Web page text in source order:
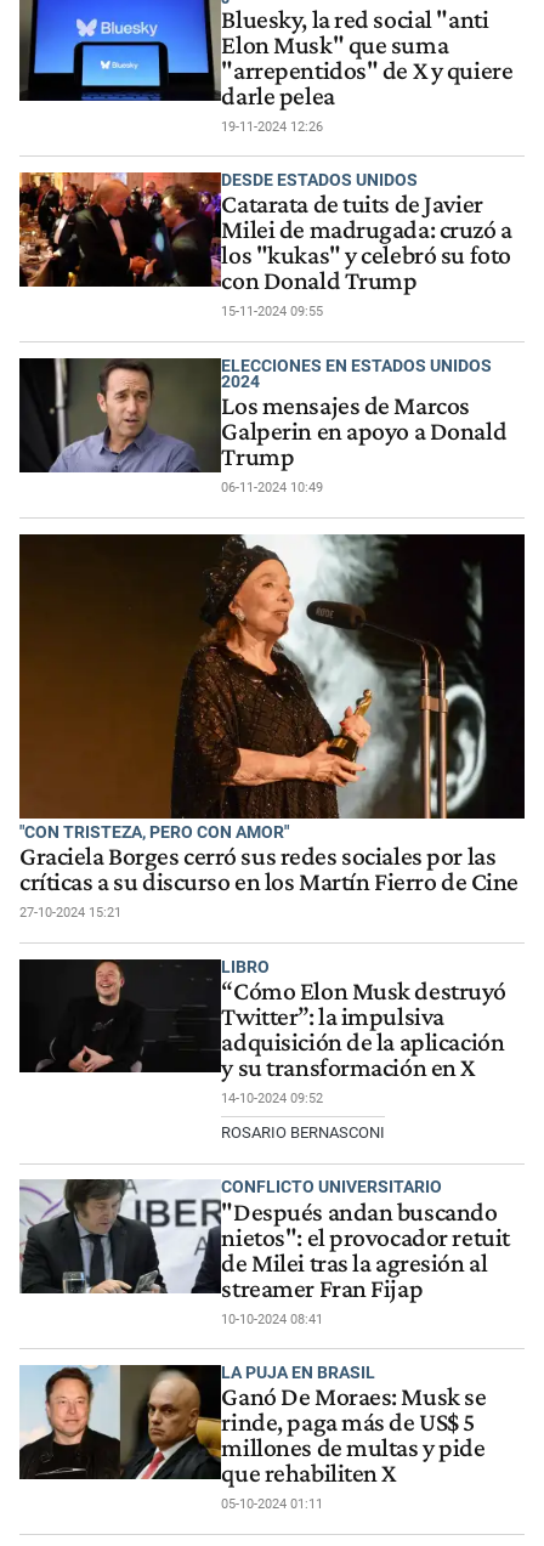
Bluesky, la red social "anti
Elon Musk" que suma
"arrepentidos" de X y quiere
darle pelea
19-11-2024 12:26
DESDE ESTADOS UNIDOS
Catarata de tuits de Javier
Milei de madrugada: cruzó a
los "kukas" y celebró su foto
con Donald Trump
15-11-2024 09:55
ELECCIONES EN ESTADOS UNIDOS
2024
Los mensajes de Marcos
Galperin en apoyo a Donald
Trump
06-11-2024 10:49
"CON TRISTEZA, PERO CON AMOR"
Graciela Borges cerró sus redes sociales por las
críticas a su discurso en los Martín Fierro de Cine
27-10-2024 15:21
LIBRO
“Cómo Elon Musk destruyó
Twitter”: la impulsiva
adquisición de la aplicación
y su transformación en X
14-10-2024 09:52
ROSARIO BERNASCONI
CONFLICTO UNIVERSITARIO
"Después andan buscando
nietos": el provocador retuit
de Milei tras la agresión al
streamer Fran Fijap
10-10-2024 08:41
LA PUJA EN BRASIL
Ganó De Moraes: Musk se
rinde, paga más de US$ 5
millones de multas y pide
que rehabiliten X
05-10-2024 01:11